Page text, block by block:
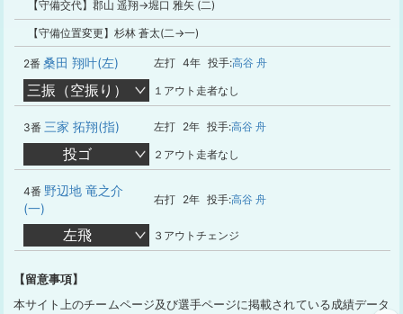
【守備交代】郡山 遥翔→堀口 雅矢 (二)
【守備位置変更】杉林 蒼太(二→一)
2番 桑田 翔叶(左) 左打 4年 投手:高谷 舟
三振（空振り） １アウト走者なし
3番 三家 拓翔(指) 左打 2年 投手:高谷 舟
投ゴ ２アウト走者なし
4番 野辺地 竜之介
(一)
右打 2年 投手:高谷 舟
左飛 ３アウトチェンジ
【留意事項】
本サイト上のチームページ及び選手ページに掲載されている成績データ